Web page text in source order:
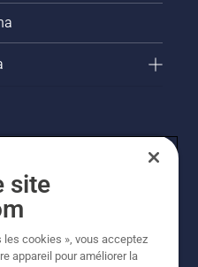
droits réservés. Les prix
site
les cookies », vous acceptez
appareil pour améliorer la